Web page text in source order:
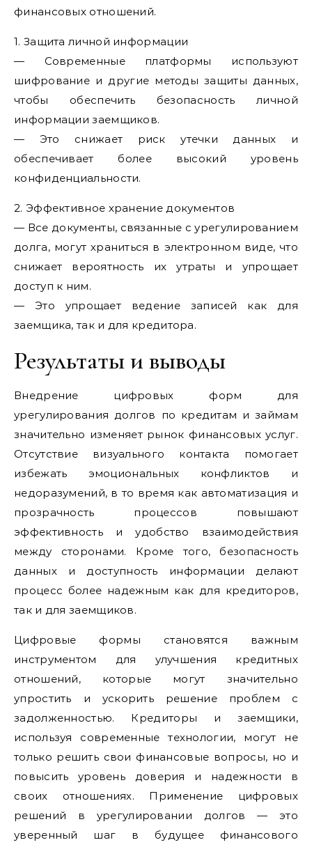
финансовых отношений.
1. Защита личной информации
— Современные платформы используют
шифрование и другие методы защиты данных,
чтобы обеспечить безопасность личной
информации заемщиков.
— Это снижает риск утечки данных и
обеспечивает более высокий уровень
конфиденциальности.
2. Эффективное хранение документов
— Все документы, связанные с урегулированием
долга, могут храниться в электронном виде, что
снижает вероятность их утраты и упрощает
доступ к ним.
— Это упрощает ведение записей как для
заемщика, так и для кредитора.
Результаты и выводы
Внедрение цифровых форм для
урегулирования долгов по кредитам и займам
значительно изменяет рынок финансовых услуг.
Отсутствие визуального контакта помогает
избежать эмоциональных конфликтов и
недоразумений, в то время как автоматизация и
прозрачность процессов повышают
эффективность и удобство взаимодействия
между сторонами. Кроме того, безопасность
данных и доступность информации делают
процесс более надежным как для кредиторов,
так и для заемщиков.
Цифровые формы становятся важным
инструментом для улучшения кредитных
отношений, которые могут значительно
упростить и ускорить решение проблем с
задолженностью. Кредиторы и заемщики,
используя современные технологии, могут не
только решить свои финансовые вопросы, но и
повысить уровень доверия и надежности в
своих отношениях. Применение цифровых
решений в урегулировании долгов — это
уверенный шаг в будущее финансового